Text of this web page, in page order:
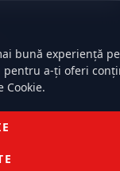
|
bună experiență pe
pentru a-ți oferi
Cookie.